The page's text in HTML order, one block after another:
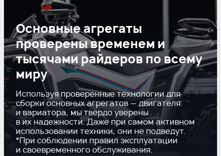
Основные агрегаты
проверены временем и
тысячами райдеров по всему
миру
Используя проверенные технологии для
сборки основных агрегатов — двигателя
и вариатора, мы твердо уверены
в их надежности. Даже при самом активном
использовании техники, они не подведут.
*При соблюдении правил эксплуатации
и своевременного обслуживания.